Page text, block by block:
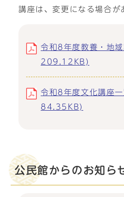
講座は、変更になる場合が
令和8年度教養・地
209.12KB)
令和8年度文化講座
84.35KB)
公民館からのお知ら